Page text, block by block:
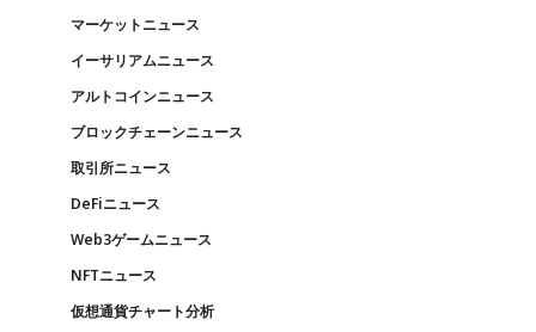
マーケットニュース
イーサリアムニュース
アルトコインニュース
ブロックチェーンニュース
取引所ニュース
DeFiニュース
Web3ゲームニュース
NFTニュース
仮想通貨チャート分析